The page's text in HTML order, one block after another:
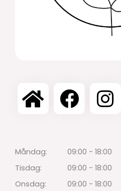
Måndag:
09:00 - 18:00
Tisdag:
09:00 - 18:00
Onsdag:
09:00 - 18:00